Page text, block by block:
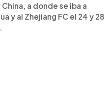
a donde se iba a
y al Zhejiang FC el 24 y 28